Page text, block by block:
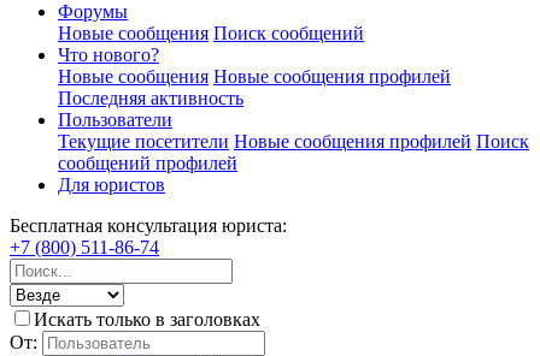
Форумы
Новые сообщения Поиск сообщений
Что нового?
Новые сообщения Новые сообщения профилей
Последняя активность
Пользователи
Текущие посетители Новые сообщения профилей Поиск
сообщений профилей
Для юристов
Бесплатная консультация юриста:
+7 (800) 511-86-74
Искать только в заголовках
От: